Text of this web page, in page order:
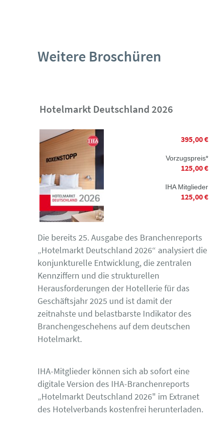
Weitere Broschüren
Hotelmarkt Deutschland 2026
395,00 €
Vorzugspreis*
125,00 €
IHA Mitglieder
125,00 €
Die bereits 25. Ausgabe des Branchenreports
„Hotelmarkt Deutschland 2026“ analysiert die
konjunkturelle Entwicklung, die zentralen
Kennziffern und die strukturellen
Herausforderungen der Hotellerie für das
Geschäftsjahr 2025 und ist damit der
zeitnahste und belastbarste Indikator des
Branchengeschehens auf dem deutschen
Hotelmarkt.
IHA-Mitglieder können sich ab sofort eine
digitale Version des IHA-Branchenreports
„Hotelmarkt Deutschland 2026" im Extranet
des Hotelverbands kostenfrei herunterladen.